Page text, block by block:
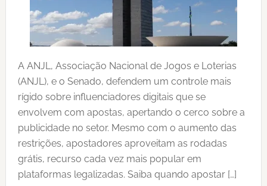
A ANJL, Associação Nacional de Jogos e Loterias
(ANJL), e o Senado, defendem um controle mais
rígido sobre influenciadores digitais que se
envolvem com apostas, apertando o cerco sobre a
publicidade no setor. Mesmo com o aumento das
restrições, apostadores aproveitam as rodadas
grátis, recurso cada vez mais popular em
plataformas legalizadas. Saiba quando apostar […]